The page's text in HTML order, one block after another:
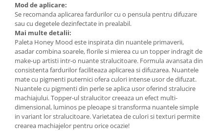
Mod de aplicare:
Se recomanda aplicarea fardurilor cu o pensula pentru difuzare
sau cu degetele dezinfectate in prealabil.
Mai multe detalii:
Paleta Honey Mood este inspirata din nuantele primaverii,
asadar combina soarele, florile si mierea cu un topper indragit de
make-up artisti intr-o nuante stralucitoare. Formula avansata din
consistenta fardurilor faciliteaza aplicarea si difuzarea. Nuantele
mate cu pigmenti puternici ofera culori intense usor de difuzat.
Nuantele cu pigmenti din perle se aplica usor oferind stralucire
machiajului. Topper-ul stralucitor creeaza un efect multi-
dimensional, luminos pe pleoape si transforma nuantele simple
in variant lor stralucitoare. Varietatea de culori si texturi permite
crearea machiajelor pentru orice ocazie!